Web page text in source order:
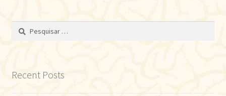
Pesquisar
Recent Posts